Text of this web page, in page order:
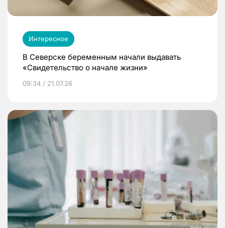
Интересное
В Северске беременным начали выдавать
«Свидетельство о начале жизни»
09:34 / 21.07.26